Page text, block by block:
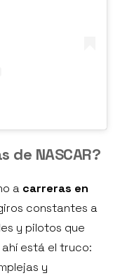
de NASCAR?
a carreras en
constantes a
y pilotos que
está el truco:
y